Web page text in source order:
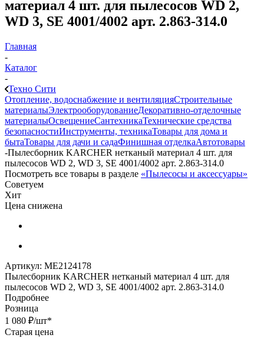
материал 4 шт. для пылесосов WD 2,
WD 3, SE 4001/4002 арт. 2.863-314.0
Главная
-
Каталог
-
Техно Сити
Отопление, водоснабжение и вентиляцияСтроительные
материалыЭлектрооборудованиеДекоративно-отделочные
материалыОсвещениеСантехникаТехнические средства
безопасностиИнструменты, техникаТовары для дома и
бытаТовары для дачи и садаФинишная отделкаАвтотовары
-Пылесборник KARCHER нетканый материал 4 шт. для
пылесосов WD 2, WD 3, SE 4001/4002 арт. 2.863-314.0
Посмотреть все товары в разделе «Пылесосы и аксессуары»
Советуем
Хит
Цена снижена
Артикул: МЕ2124178
Пылесборник KARCHER нетканый материал 4 шт. для
пылесосов WD 2, WD 3, SE 4001/4002 арт. 2.863-314.0
Подробнее
Розница
1 080 ₽/шт*
Старая цена